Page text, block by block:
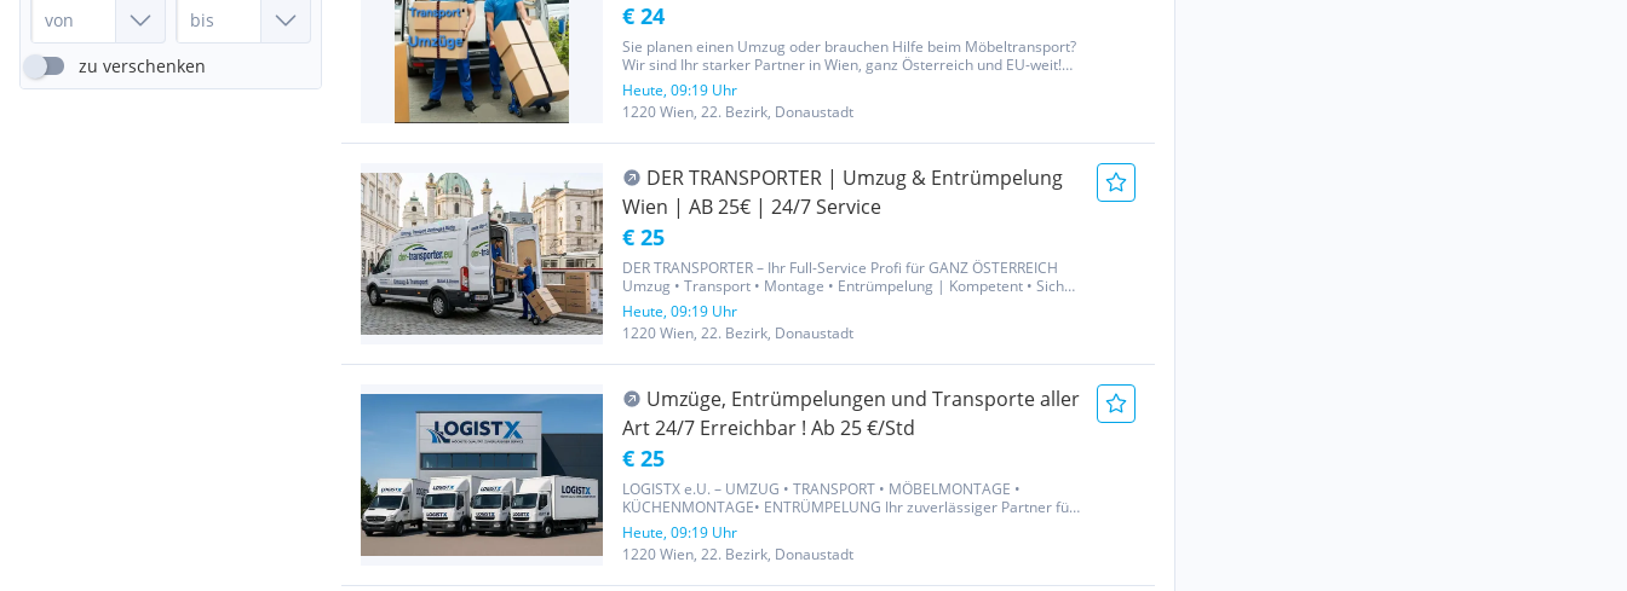
zu verschenken
Österreich- Umzug
€ 24
Sie planen einen Umzug oder brauchen Hilfe beim Möbeltransport?
Wir sind Ihr starker Partner in Wien, ganz Österreich und EU-weit!
Kontakt: 0.6.70.60.86.238 Schnell – Flexibel – Günstig! Unsere
Leistungen: Umzüge für Privat & Gewerbe Möbeltransporte...
Heute, 09:19 Uhr
1220 Wien, 22. Bezirk, Donaustadt
DER TRANSPORTER | Umzug & Entrümpelung
Wien | AB 25€ | 24/7 Service
€ 25
DER TRANSPORTER – Ihr Full-Service Profi für GANZ ÖSTERREICH
Umzug • Transport • Montage • Entrümpelung | Kompetent • Sicher
• Überregional TEL.: O66O95OOOOO Egal ob von Wien nach
Bregenz oder direkt ums Eck: Der Transporter ist Ihr verlässlicher...
Heute, 09:19 Uhr
1220 Wien, 22. Bezirk, Donaustadt
Umzüge, Entrümpelungen und Transporte aller
Art 24/7 Erreichbar ! Ab 25 €/Std
€ 25
LOGISTX e.U. – UMZUG • TRANSPORT • MÖBELMONTAGE •
KÜCHENMONTAGE• ENTRÜMPELUNG Ihr zuverlässiger Partner für
professionelle Umzüge, Transporte und Montagen in Wien,
Niederösterreich und ganz Österreich. Schnell • Sicher • Preiswert •
Flexibel UNSERE...
Heute, 09:19 Uhr
1220 Wien, 22. Bezirk, Donaustadt